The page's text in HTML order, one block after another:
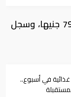
أما سعر جرام الذهب عيار 24 سجل 793 جنيها، وسجل
غذائية في أسبوع..